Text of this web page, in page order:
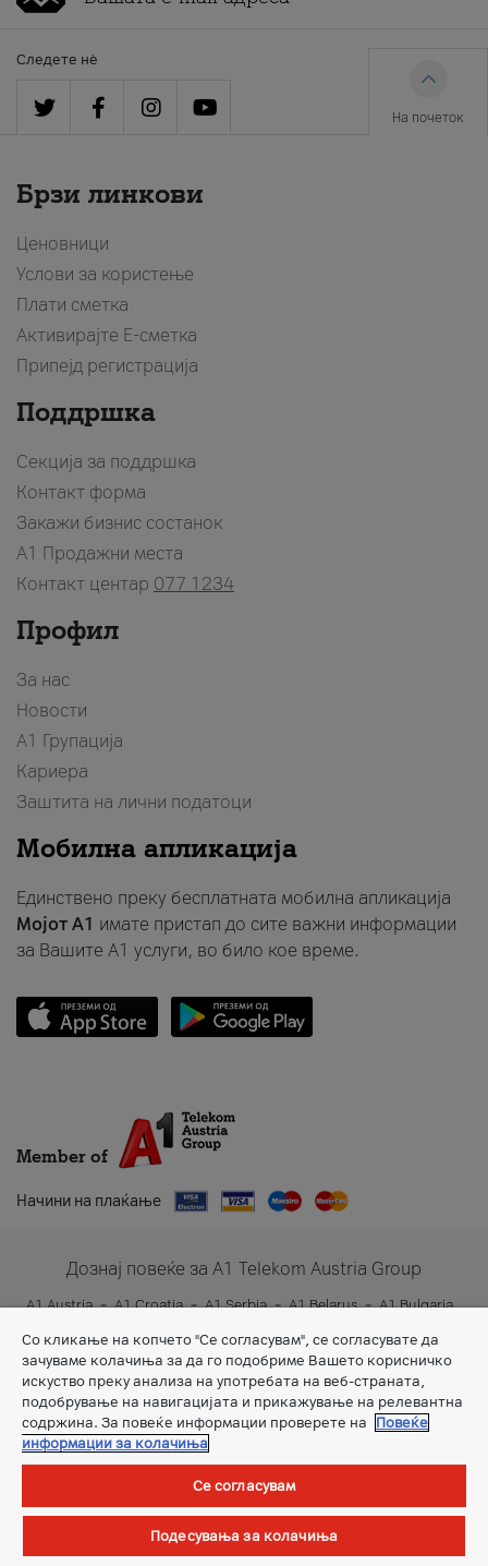
Следете нè
На почеток
Брзи линкови
Ценовници
Услови за користење
Плати сметка
Активирајте Е-сметка
Припејд регистрација
Поддршка
Секција за поддршка
Контакт форма
Закажи бизнис состанок
A1 Продажни места
Контакт центар 077 1234
Профил
За нас
Новости
А1 Групација
Кариера
Заштита на лични податоци
Мобилна апликација
Единствено преку бесплатната мобилна апликација
Мојот A1 имате пристап до сите важни информации
за Вашите A1 услуги, во било кое време.
Member of
Начини на плаќање
Дознај повеќе за A1 Telekom Austria Group
A1 Austria A1 Croatia A1 Serbia A1 Belarus
A1 Bulgaria
©Сите права задржани.А1 Македонија ДООЕЛ
Општи услови
Со кликање на копчето "Се согласувам", се согласувате да
зачуваме колачиња за да го подобриме Вашето корисничко
искуство преку анализа на употребата на веб-страната,
подобрување на навигацијата и прикажување на релевантна
содржина. За повеќе информации проверете на
Повеќе
информации за колачиња
Се согласувам
Подесувања за колачиња